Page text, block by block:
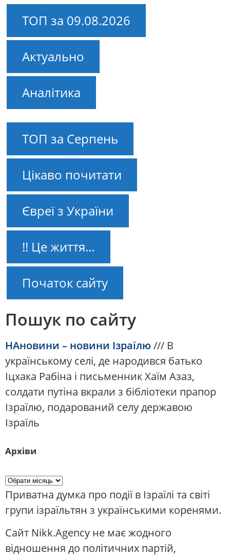
ТОП за 09.08.2026
Актуально
Аналітика
ТОП за Серпень
Цікаво почитати
Євреї з України
!! Це життя…
Початок сайту
Пошук по сайту
НАновини – новини Ізраїлю /// В
українському селі, де народився батько
Іцхака Рабіна і письменник Хаїм Азаз,
солдати путіна вкрали з бібліотеки прапор
Ізраїлю, подарований селу державою
Ізраїль
Архіви
Приватна думка про події в Ізраїлі та світі
групи ізраїльтян з українськими коренями.
Сайт Nikk.Agency не має жодного
відношення до політичних партій,